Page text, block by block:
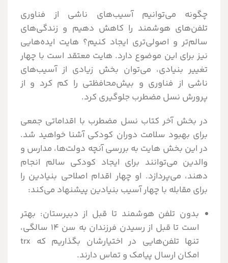
چگونه می‌توانیم آسیب‌های ناشی از فناوری
تلفن‌های هوشمند را کاهش دهیم و زندگی‌های
سالم‌تر و اصولی‌تری ایجاد کنیم؟ هایت ایده‌هایی
نیز برای این موضوع دارد. هایت معتقد است با چهار
تغییر بنیادی، می‌توان بخش زیادی از آسیب‌های
ناشی از فناوری و بیش‌محافظتی را کم کرد و از
پرورش نسل مضطرب جلوگیری کرد.
در بخش آخر کتاب نسل مضطرب با اقداماتی جمعی
برای بهبود سلامت دوران کودکی آشنا خواهید شد.
در این بخش هایت به بررسی آنچه دولت‌ها، مدارس و
والدین می‌توانند برای ایجاد کودکی سالم انجام
دهند، می‌پردازد. او چهار اقدام اصلاحی بنیادین را
برای مقابله با چهار آسیب بنیادین پیشنهاد می‌کند:
بدون تلفن هوشمند تا قبل از دبیرستان: بهتر
است تا قبل از رسیدن فرزندان به سن 14 سالگی،
تنها تلفن‌هایی در اختیارشان بگذاریم که trx
امکان ارسال پیامک و تماس دارند.